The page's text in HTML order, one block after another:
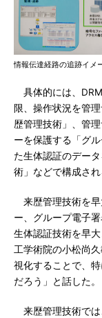
情報伝達経路の追跡イメ
具体的には、
限、操作状況を管
歴管理技術」、管
ーを保護する「グ
た生体認証のデー
術」などで構成され
来歴管理技術を早
ー、グループ電子
生体認証技術を早
工学術院の小松尚
視化することで、
だろう」と話した。
来歴管理技術では